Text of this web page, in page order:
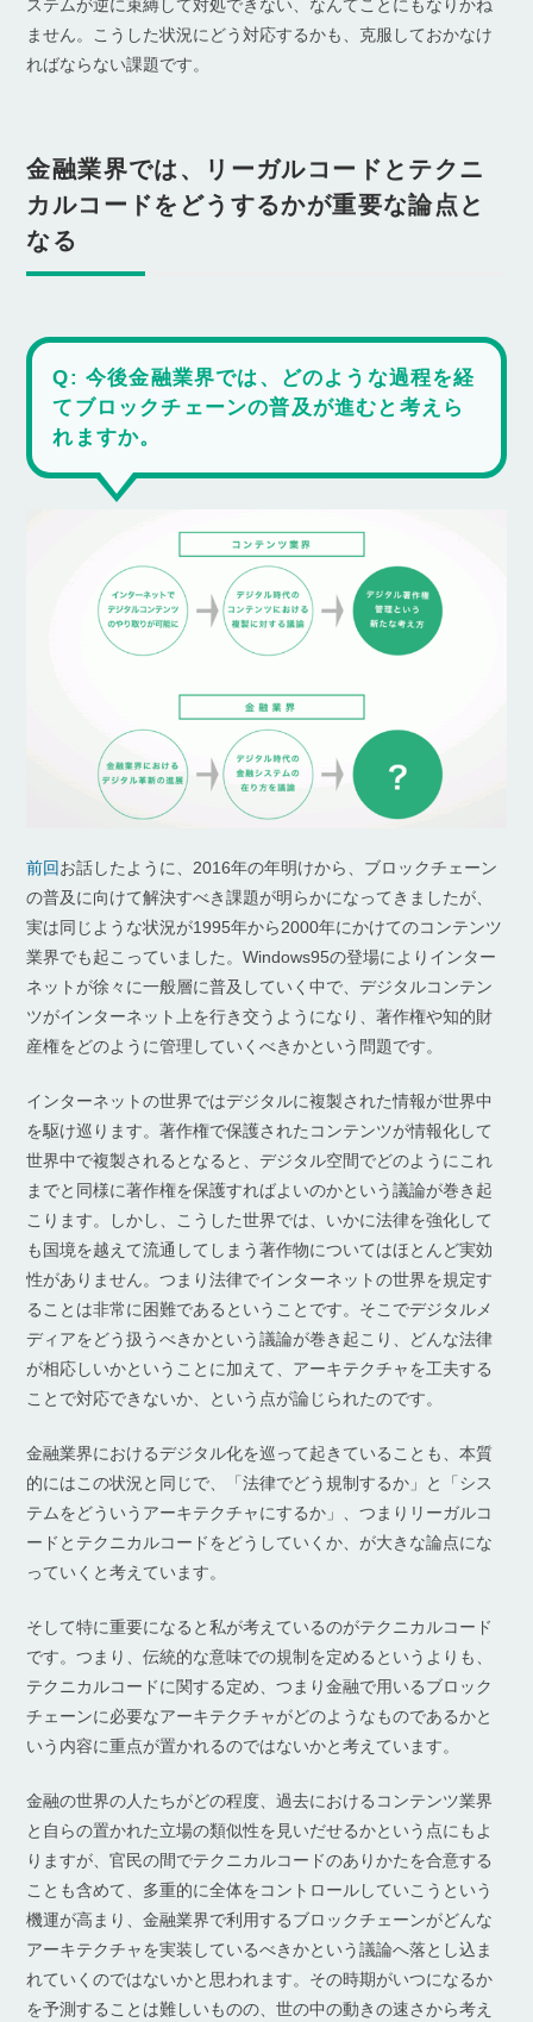
ステムが逆に束縛して対処できない、なんてことにもなりかね
ません。こうした状況にどう対応するかも、克服しておかなけ
ればならない課題です。
金融業界では、リーガルコードとテクニ
カルコードをどうするかが重要な論点と
なる
Q: 今後金融業界では、どのような過程を経
てブロックチェーンの普及が進むと考えら
れますか。
前回お話したように、2016年の年明けから、ブロックチェーン
の普及に向けて解決すべき課題が明らかになってきましたが、
実は同じような状況が1995年から2000年にかけてのコンテンツ
業界でも起こっていました。Windows95の登場によりインター
ネットが徐々に一般層に普及していく中で、デジタルコンテン
ツがインターネット上を行き交うようになり、著作権や知的財
産権をどのように管理していくべきかという問題です。
インターネットの世界ではデジタルに複製された情報が世界中
を駆け巡ります。著作権で保護されたコンテンツが情報化して
世界中で複製されるとなると、デジタル空間でどのようにこれ
までと同様に著作権を保護すればよいのかという議論が巻き起
こります。しかし、こうした世界では、いかに法律を強化して
も国境を越えて流通してしまう著作物についてはほとんど実効
性がありません。つまり法律でインターネットの世界を規定す
ることは非常に困難であるということです。そこでデジタルメ
ディアをどう扱うべきかという議論が巻き起こり、どんな法律
が相応しいかということに加えて、アーキテクチャを工夫する
ことで対応できないか、という点が論じられたのです。
金融業界におけるデジタル化を巡って起きていることも、本質
的にはこの状況と同じで、「法律でどう規制するか」と「シス
テムをどういうアーキテクチャにするか」、つまりリーガルコ
ードとテクニカルコードをどうしていくか、が大きな論点にな
っていくと考えています。
そして特に重要になると私が考えているのがテクニカルコード
です。つまり、伝統的な意味での規制を定めるというよりも、
テクニカルコードに関する定め、つまり金融で用いるブロック
チェーンに必要なアーキテクチャがどのようなものであるかと
いう内容に重点が置かれるのではないかと考えています。
金融の世界の人たちがどの程度、過去におけるコンテンツ業界
と自らの置かれた立場の類似性を見いだせるかという点にもよ
りますが、官民の間でテクニカルコードのありかたを合意する
ことも含めて、多重的に全体をコントロールしていこうという
機運が高まり、金融業界で利用するブロックチェーンがどんな
アーキテクチャを実装しているべきかという議論へ落とし込ま
れていくのではないかと思われます。その時期がいつになるか
を予測することは難しいものの、世の中の動きの速さから考え